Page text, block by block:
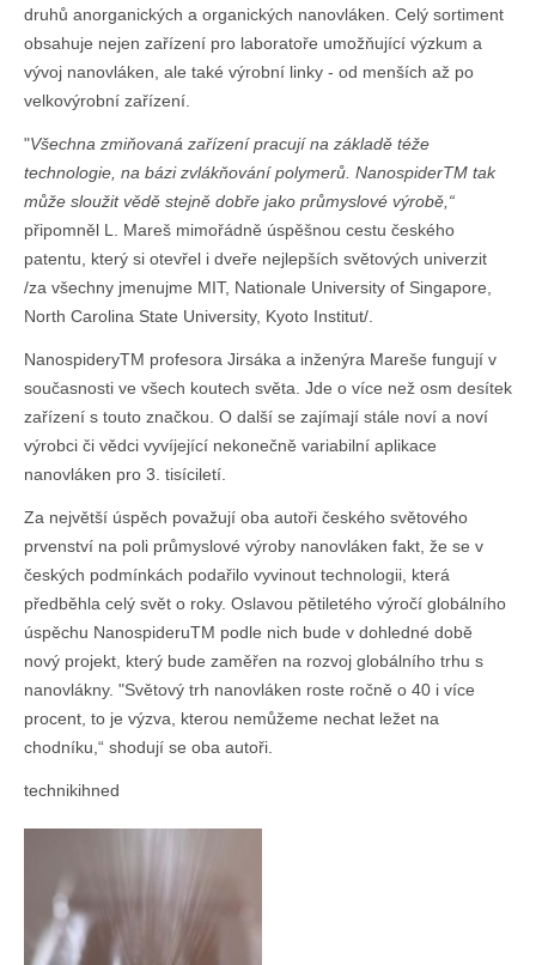
druhů anorganických a organických nanovláken. Celý sortiment
obsahuje nejen zařízení pro laboratoře umožňující výzkum a
vývoj nanovláken, ale také výrobní linky - od menších až po
velkovýrobní zařízení.
"Všechna zmiňovaná zařízení pracují na základě téže
technologie, na bázi zvlákňování polymerů. NanospiderTM tak
může sloužit vědě stejně dobře jako průmyslové výrobě,“
připomněl L. Mareš mimořádně úspěšnou cestu českého
patentu, který si otevřel i dveře nejlepších světových univerzit
/za všechny jmenujme MIT, Nationale University of Singapore,
North Carolina State University, Kyoto Institut/.
NanospideryTM profesora Jirsáka a inženýra Mareše fungují v
současnosti ve všech koutech světa. Jde o více než osm desítek
zařízení s touto značkou. O další se zajímají stále noví a noví
výrobci či vědci vyvíjející nekonečně variabilní aplikace
nanovláken pro 3. tisíciletí.
Za největší úspěch považují oba autoři českého světového
prvenství na poli průmyslové výroby nanovláken fakt, že se v
českých podmínkách podařilo vyvinout technologii, která
předběhla celý svět o roky. Oslavou pětiletého výročí globálního
úspěchu NanospideruTM podle nich bude v dohledné době
nový projekt, který bude zaměřen na rozvoj globálního trhu s
nanovlákny. "Světový trh nanovláken roste ročně o 40 i více
procent, to je výzva, kterou nemůžeme nechat ležet na
chodníku,“ shodují se oba autoři.
technikihned